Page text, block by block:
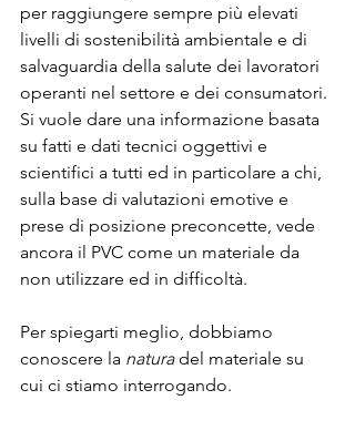
per raggiungere sempre più elevati
livelli di sostenibilità ambientale e di
salvaguardia della salute dei lavoratori
operanti nel settore e dei consumatori.
Si vuole dare una informazione basata
su fatti e dati tecnici oggettivi e
scientifici a tutti ed in particolare a chi,
sulla base di valutazioni emotive e
prese di posizione preconcette, vede
ancora il PVC come un materiale da
non utilizzare ed in difficoltà.
Per spiegarti meglio, dobbiamo
conoscere la natura del materiale su
cui ci stiamo interrogando.